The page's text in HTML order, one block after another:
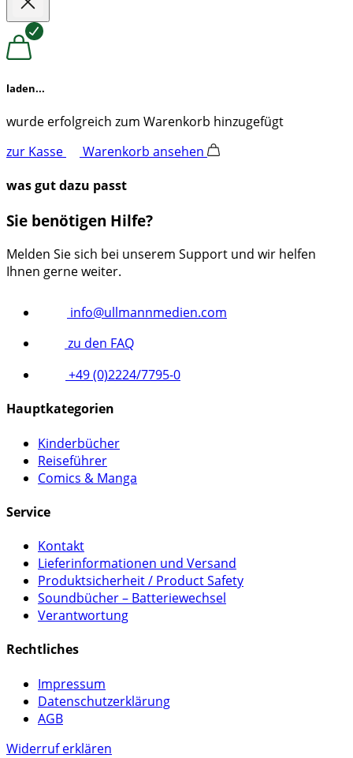
laden...
wurde erfolgreich zum Warenkorb hinzugefügt
zur Kasse
Warenkorb ansehen
was gut dazu passt
Sie benötigen Hilfe?
Melden Sie sich bei unserem Support und wir helfen
Ihnen gerne weiter.
info@ullmannmedien.com
zu den FAQ
+49 (0)2224/7795-0
Hauptkategorien
Kinderbücher
Reiseführer
Comics & Manga
Service
Kontakt
Lieferinformationen und Versand
Produktsicherheit / Product Safety
Soundbücher – Batteriewechsel
Verantwortung
Rechtliches
Impressum
Datenschutzerklärung
AGB
Widerruf erklären